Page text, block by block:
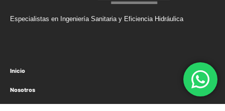
Especialistas en Ingeniería Sanitaria y Eficiencia Hidráulica
Inicio
Nosotros